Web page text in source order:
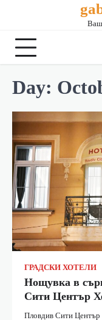
Day:
ГРАДСКИ ХОТЕЛИ
Нощувка в
Сити Център
Пловдив Сити Център